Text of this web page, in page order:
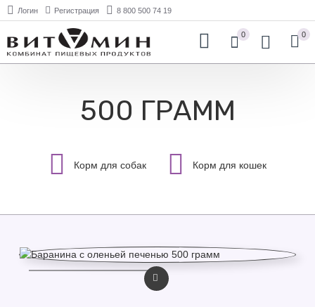
Логин Регистрация 8 800 500 74 19
0 0
500 ГРАММ
Корм для собак Корм для кошек